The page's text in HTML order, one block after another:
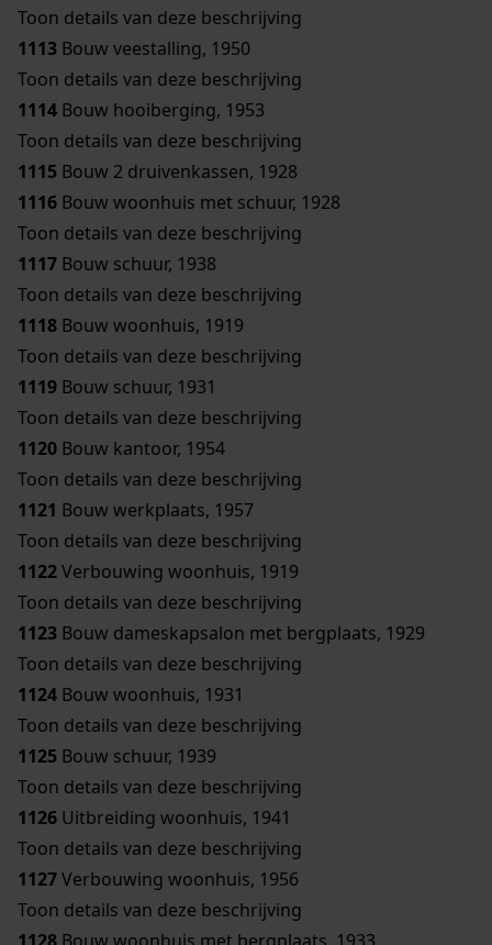
Toon details van deze beschrijving
1113 Bouw veestalling, 1950
Toon details van deze beschrijving
1114 Bouw hooiberging, 1953
Toon details van deze beschrijving
1115 Bouw 2 druivenkassen, 1928
1116 Bouw woonhuis met schuur, 1928
Toon details van deze beschrijving
1117 Bouw schuur, 1938
Toon details van deze beschrijving
1118 Bouw woonhuis, 1919
Toon details van deze beschrijving
1119 Bouw schuur, 1931
Toon details van deze beschrijving
1120 Bouw kantoor, 1954
Toon details van deze beschrijving
1121 Bouw werkplaats, 1957
Toon details van deze beschrijving
1122Verbouwing woonhuis, 1919
Toon details van deze beschrijving
1123 Bouw dameskapsalon met bergplaats, 1929
Toon details van deze beschrijving
1124 Bouw woonhuis, 1931
Toon details van deze beschrijving
1125 Bouw schuur, 1939
Toon details van deze beschrijving
1126 Uitbreiding woonhuis, 1941
Toon details van deze beschrijving
1127Verbouwing woonhuis, 1956
Toon details van deze beschrijving